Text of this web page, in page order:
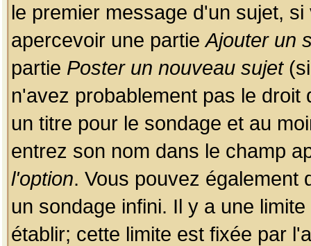
le premier message d'un sujet,
apercevoir une partieAjouter un
partie Poster un nouveau sujet(si
n'avez probablement pas le
un titre pour le sondage et au
entrez son nom dans le champ
l'option. Vous pouvez également
un sondage infini. Il y a une
établir; cette limite est fixée par